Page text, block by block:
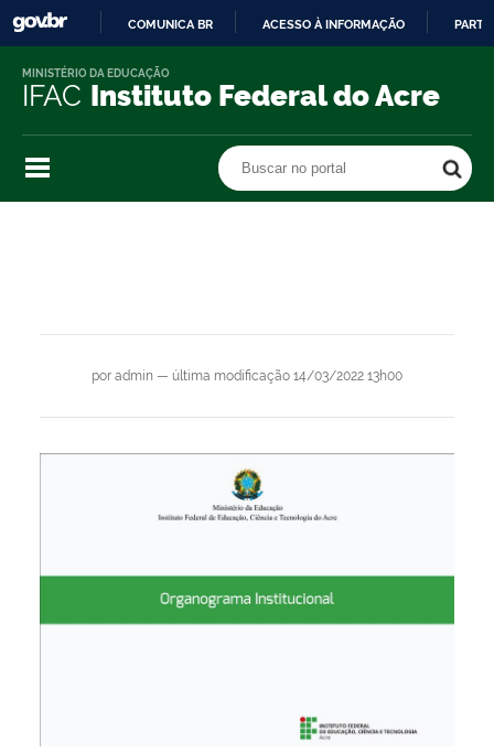
O
COMUNICA BR ACESSO À INFORMAÇÃO
IFAC Instituto Federal do Acre
MINISTÉRIO DA EDUCAÇÃO
Buscar no portal
por admin — última modificação 14/03/2022 13h00